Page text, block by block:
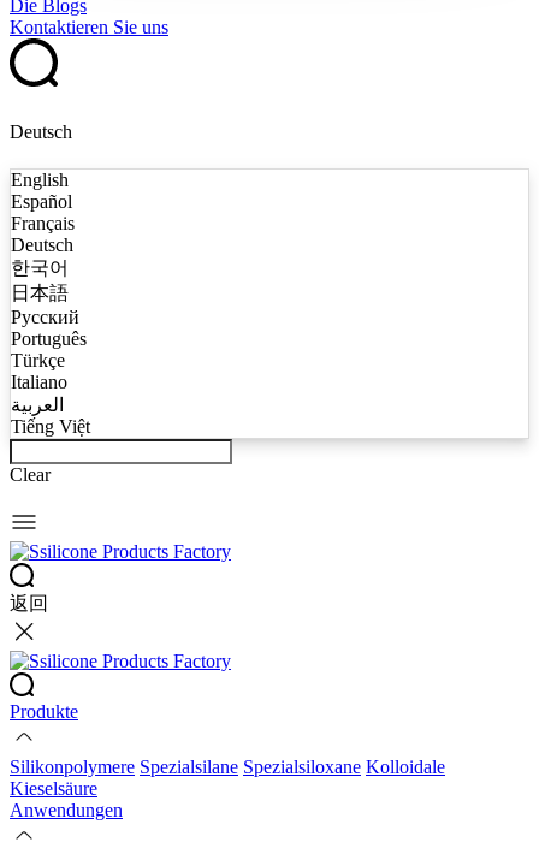
Die Blogs
Kontaktieren Sie uns
Deutsch
English
Español
Français
Deutsch
한국어
日本語
Русский
Português
Türkçe
Italiano
العربية
Tiếng Việt
Clear
返回
Produkte
Silikonpolymere Spezialsilane Spezialsiloxane Kolloidale
Kieselsäure
Anwendungen